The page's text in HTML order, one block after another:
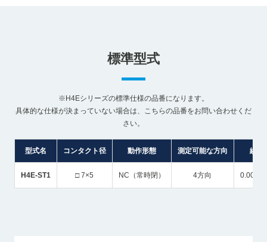
標準型式
※H4Eシリーズの標準仕様の品番になります。
具体的な仕様が決まっていない場合は、こちらの品番をお問い合わせくだ
さい。
型式名 コンタクト径 動作形態 測定可能な方向 繰返
H4E-ST1 □ 7×5 NC（常時閉） 4方向 0.002